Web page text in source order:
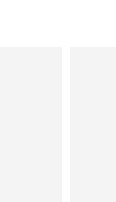
Scalp
18% PAP gel
Gel
送達日期
送達日期
送達日期
送達日期